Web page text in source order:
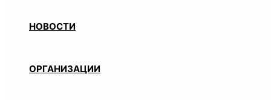
НОВОСТИ
ОРГАНИЗАЦИИ